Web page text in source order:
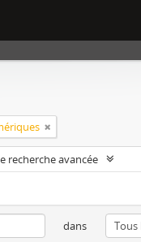
recherche avancée
dans